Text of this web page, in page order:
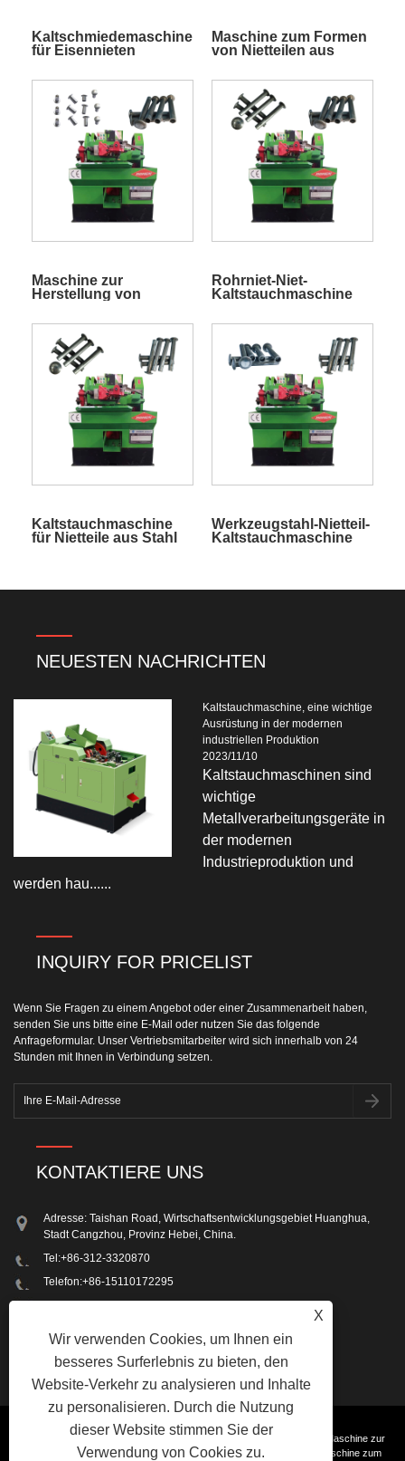
Kaltschmiedemaschine
für Eisennieten
Maschine zum Formen
von Nietteilen aus
Maschine zur
Herstellung von
Rohrniet-Niet-
Kaltstauchmaschine
Kaltstauchmaschine
für Nietteile aus Stahl
Werkzeugstahl-Nietteil-
Kaltstauchmaschine
NEUESTEN NACHRICHTEN
Kaltstauchmaschine, eine wichtige
Ausrüstung in der modernen
industriellen Produktion
2023/11/10
Kaltstauchmaschinen sind
wichtige
Metallverarbeitungsgeräte in
der modernen
Industrieproduktion und
werden hau......
INQUIRY FOR PRICELIST
Wenn Sie Fragen zu einem Angebot oder einer Zusammenarbeit haben,
senden Sie uns bitte eine E-Mail oder nutzen Sie das folgende
Anfrageformular. Unser Vertriebsmitarbeiter wird sich innerhalb von 24
Stunden mit Ihnen in Verbindung setzen.
KONTAKTIERE UNS
Adresse: Taishan Road, Wirtschaftsentwicklungsgebiet Huanghua,
Stadt Cangzhou, Provinz Hebei, China.
Tel:+86-312-3320870
Telefon:+86-15110172295
Email:ronengroup@ronen-group.com
Copyright © 2023 Beijing Ron-en Machinery and Integration Co.,Ltd. - Maschine zur
Herstellung von Bolzenteilen, Maschine zur Schraubenherstellung, Maschine zum
X
Wir verwenden Cookies, um Ihnen ein
besseres Surferlebnis zu bieten, den
Website-Verkehr zu analysieren und Inhalte
zu personalisieren. Durch die Nutzung
dieser Website stimmen Sie der
Verwendung von Cookies zu.